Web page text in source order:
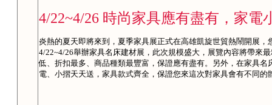
4/22~4/26 時尚家具應有盡有，家電
炎熱的夏天即將來到，夏季家具展正式在高雄凱旋世貿熱鬧開展
4/22~4/26舉辦家具名床建材展，此次規模盛大，展覽內容將帶來
低、折扣最多、商品種類最豐富，保證應有盡有。另外，在家具
電、小摺天天送，家具款式齊全，保證您來這次對家具會有不同的